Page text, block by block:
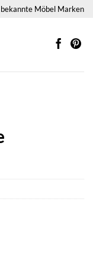
Möbel Marken